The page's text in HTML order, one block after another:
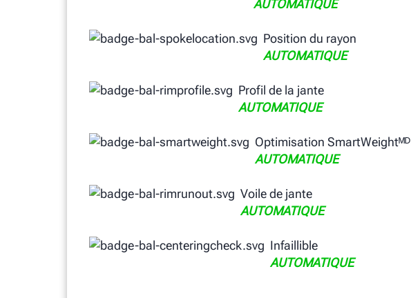
AUTOMATIQUE
Position du rayon
AUTOMATIQUE
Profil de la jante
AUTOMATIQUE
Optimisation SmartWeightᴹᴰ
AUTOMATIQUE
Voile de jante
AUTOMATIQUE
Infaillible
AUTOMATIQUE